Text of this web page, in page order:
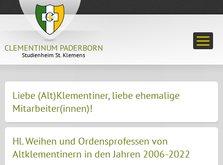
CLEMENTINUM PADERBORN
Studienheim St. Klemens
Liebe (Alt)Klementiner, liebe ehemalige
Mitarbeiter(innen)!
Hl. Weihen und Ordensprofessen von
Altklementinern in den Jahren 2006-2022